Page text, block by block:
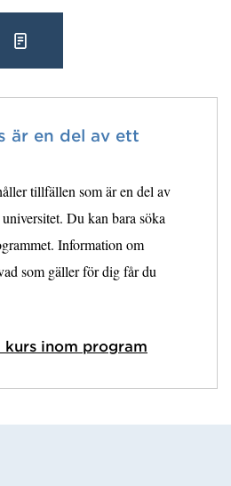
är en del av ett
tillfällen som är en del av
Du kan bara söka
Information om
som gäller för dig får du
kurs inom program